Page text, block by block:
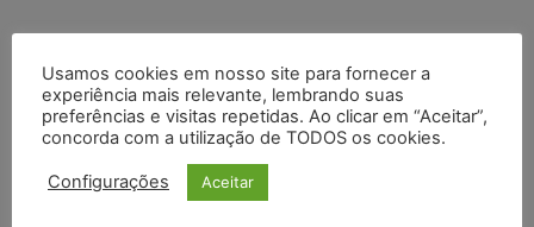
COMPARTILHE
Usamos cookies em nosso site para fornecer a
experiência mais relevante, lembrando suas
preferências e visitas repetidas. Ao clicar em “Aceitar”,
concorda com a utilização de TODOS os cookies.
Configurações Aceitar